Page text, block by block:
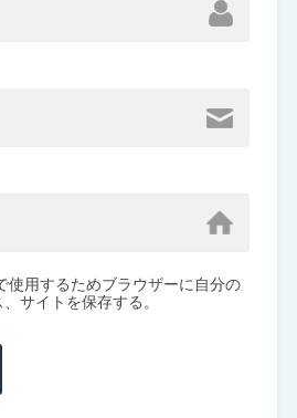
使用するためブラウザーに自分の
サイトを保存する。